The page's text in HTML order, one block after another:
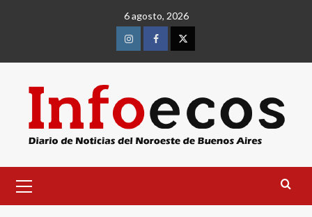
6 agosto, 2026
InstagramFacebookTwitter
primario